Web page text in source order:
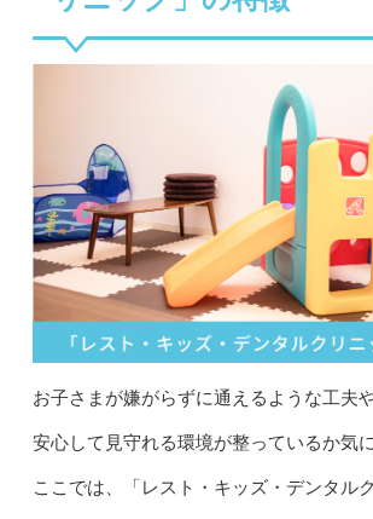
お子さまが嫌がらずに通えるような工夫
安心して見守れる環境が整っているか気
ここでは、「レスト・キッズ・デンタル